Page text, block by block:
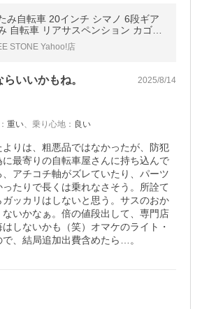
み自転車 20インチ シマノ 6段ギア
自転車 リアサスペンション カゴ付
イト ワイヤー錠 プレゼント メンズ
ス [EB-020]
STONE Yahoo!店
いいかもね。 2025/8/14
： 重い、 乗り心地 ： 良い
よりは、粗悪品ではなかったが、防犯
最寄りの自転車屋さんに持ち込んで
、アチコチ軸がズレていたり、パーツ
たりで長くは乗れなさそう。所詮て
ッカリはしないと思う。サスのおか
いかなぁ。倍の値段出して、専門店
しないかも（笑）オマケのライト・
、結局追加出費含めたら…。